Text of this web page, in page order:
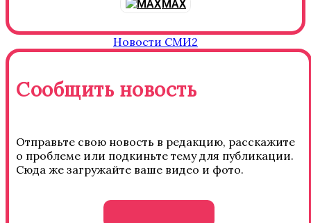
MAX
Новости СМИ2
Сообщить новость
Отправьте свою новость в редакцию, расскажите
о проблеме или подкиньте тему для публикации.
Сюда же загружайте ваше видео и фото.